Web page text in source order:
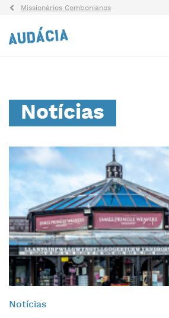
Missionários Combonianos
Notícias
Notícias